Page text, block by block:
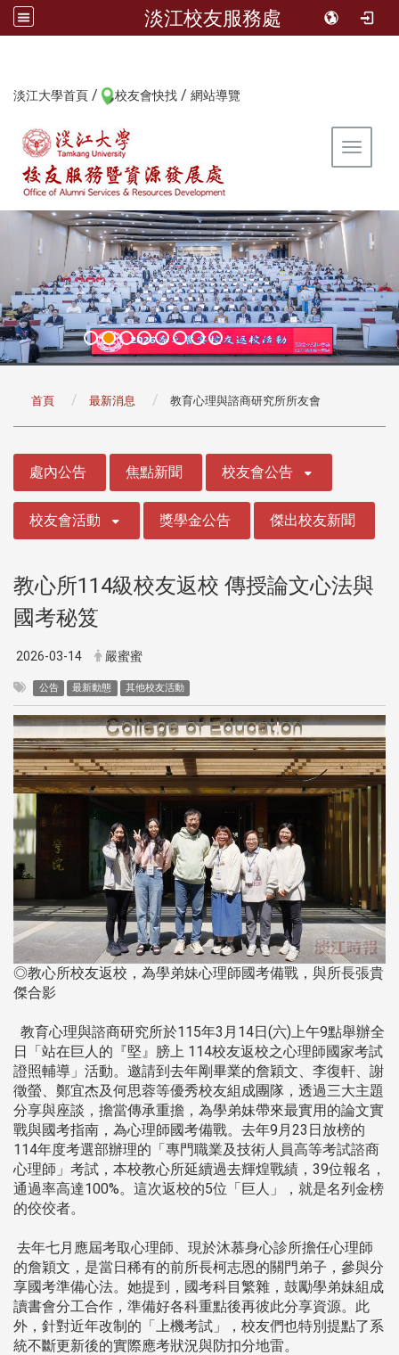
淡江校友服務處
淡江大學首頁 / 校友會快找 / 網站導覽
Toggle
首頁 最新消息 教育心理與諮商研究所所友會
處內公告 焦點新聞 校友會公告
校友會活動 獎學金公告 傑出校友新聞
教心所114級校友返校 傳授論文心法與
國考秘笈
2026-03-14 嚴蜜蜜
公告 最新動態 其他校友活動
◎教心所校友返校，為學弟妹心理師國考備戰，與所長張貴
傑合影
教育心理與諮商研究所於115年3月14日(六)上午9點舉辦全
日「站在巨人的『堅』膀上 114校友返校之心理師國家考試
證照輔導」活動。邀請到去年剛畢業的詹穎文、李復軒、謝
徵螢、鄭宜杰及何思蓉等優秀校友組成團隊，透過三大主題
分享與座談，擔當傳承重擔，為學弟妹帶來最實用的論文實
戰與國考指南，為心理師國考備戰。去年9月23日放榜的
114年度考選部辦理的「專門職業及技術人員高等考試諮商
心理師」考試，本校教心所延續過去輝煌戰績，39位報名，
通過率高達100%。這次返校的5位「巨人」，就是名列金榜
的佼佼者。
去年七月應屆考取心理師、現於沐慕身心診所擔任心理師
的詹穎文，是當日稀有的前所長柯志恩的關門弟子，參與分
享國考準備心法。她提到，國考科目繁雜，鼓勵學弟妹組成
讀書會分工合作，準備好各科重點後再彼此分享資源。此
外，針對近年改制的「上機考試」，校友們也特別提點了系
統不斷更新後的實際應考狀況與防扣分地雷。